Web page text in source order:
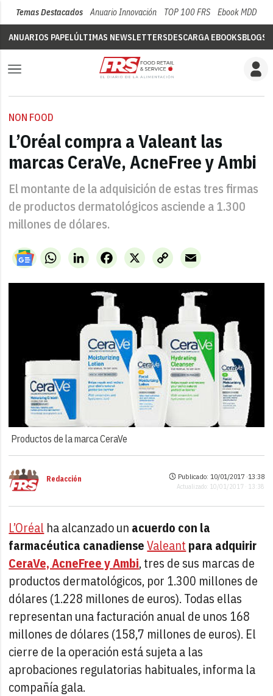
Temas Destacados Anuario Innovación TOP 100 FRS Ebook MDD
ANUARIOS PAPELÚLTIMAS NEWSLETTERSDESCARGA EBOOKSBLOGS
NON FOOD
L’Oréal compra a Valeant las
marcas CeraVe, AcneFree y Ambi
El montante de la adquisición de estas tres firmas
de productos dermatológicos asciende a 1.300
millones de dólares.
WhatsAppLinkedIn X
Facebook
Copy
Link
Email
Productos de la marca CeraVe
Redacción Publicado: 10/01/2017 ·13:38
Actualizado: 10/01/2017 · 13:38
L’Oréal ha alcanzado un acuerdo con la
farmacéutica canadiense Valeant para adquirir
CeraVe, AcneFree y Ambi, tres de sus marcas de
productos dermatológicos, por 1.300 millones de
dólares (1.228 millones de euros). Todas ellas
representan una facturación anual de unos 168
millones de dólares (158,7 millones de euros). El
cierre de la operación está sujeta a las
aprobaciones regulatorias habituales, informa la
compañía gala.